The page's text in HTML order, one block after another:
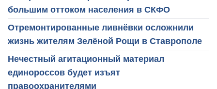
большим оттоком населения в СКФО
Отремонтированные ливнёвки осложнили
жизнь жителям Зелёной Рощи в Ставрополе
Нечестный агитационный материал
единороссов будет изъят
правоохранителями